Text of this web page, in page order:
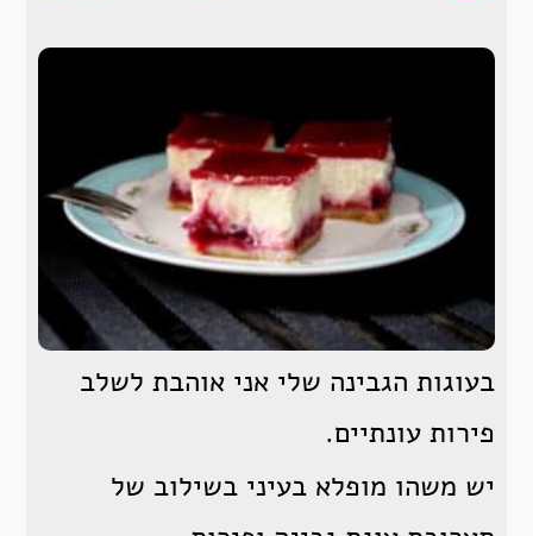
בעוגות הגבינה שלי אני אוהבת לשלב
פירות עונתיים.
יש משהו מופלא בעיני בשילוב של